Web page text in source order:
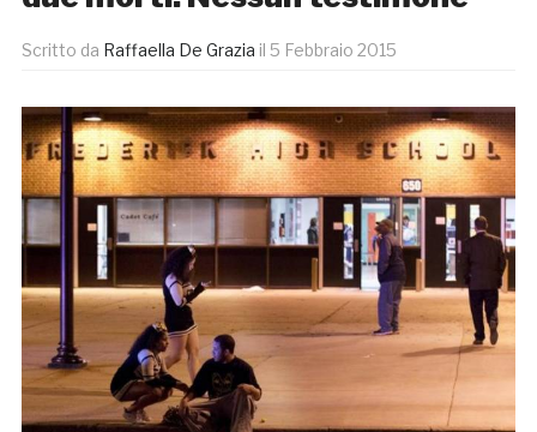
Scritto da Raffaella De Grazia il 5 Febbraio 2015